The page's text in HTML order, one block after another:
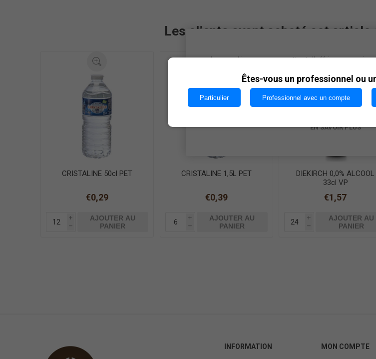
Les clients ayant acheté cet article
CRISTALINE 50cl PET
€0,29
i
h
AJOUTER AU
PANIER
CRISTALINE 1,5L PET
€0,39
i
h
AJOUTER AU
PANIER
DIEKIRCH 0,0% ALCOOL
33cl VP
€1,57
i
h
AJOUTER AU
PANIER
INFORMATION MON COMPTE
Les cookies nous permettent d'offrir nos
OK
EN SAVOIR PLUS
Êtes-vous un professionnel ou
Particulier Professionnel avec un compte